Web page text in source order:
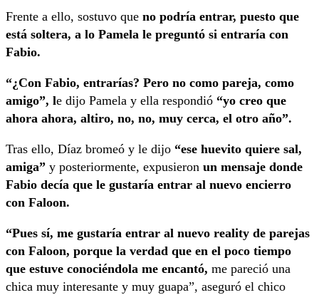
Frente a ello, sostuvo que no podría entrar, puesto que
está soltera, a lo Pamela le preguntó si entraría con
Fabio.
“¿Con Fabio, entrarías? Pero no como pareja, como
amigo”, le dijo Pamela y ella respondió “yo creo que
ahora ahora, altiro, no, no, muy cerca, el otro año”.
Tras ello, Díaz bromeó y le dijo “ese huevito quiere sal,
amiga” y posteriormente, expusieron un mensaje donde
Fabio decía que le gustaría entrar al nuevo encierro
con Faloon.
“Pues sí, me gustaría entrar al nuevo reality de parejas
con Faloon, porque la verdad que en el poco tiempo
que estuve conociéndola me encantó, me pareció una
chica muy interesante y muy guapa”, aseguró el chico